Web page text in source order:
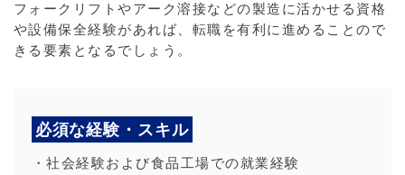
フォークリフトやアーク溶接などの製造に活かせる資格
や設備保全経験があれば、転職を有利に進めることので
きる要素となるでしょう。
必須な経験・スキル
・社会経験および食品工場での就業経験